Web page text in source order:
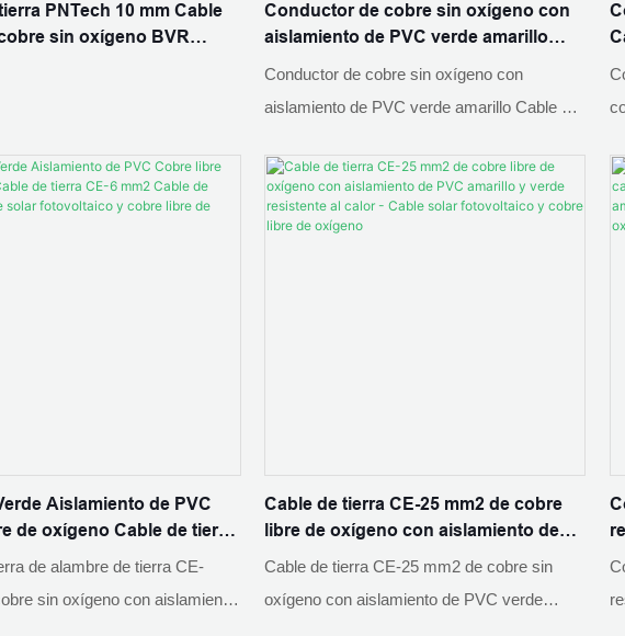
PNTech 10 mm Cable
sin oxígeno BVR
Conductor de cobre sin oxígeno con
aislamiento de PVC verde amarillo
- Cable solar fotovoltaico y cobre sin
oxígeno
Conductor de cobre sin oxígeno con
aislamiento de PVC verde amarillo Cable de
detalles y precios sobre el cable solar
fotovoltaico Cobre sin oxígeno con
aislamiento de PVC verde amarillo
Aislamiento de PVC
de oxígeno Cable de tierra
Cable de tierra - Cable solar
de alambre de tierra CE-
sin oxígeno con aislamiento
Cable de tierra CE-25 mm2 de cobre
libre de oxígeno con aislamiento de
PVC amarillo y verde resistente al
libre de oxígeno
Cable de tierra CE-25 mm2 de cobre sin
oxígeno con aislamiento de PVC verde